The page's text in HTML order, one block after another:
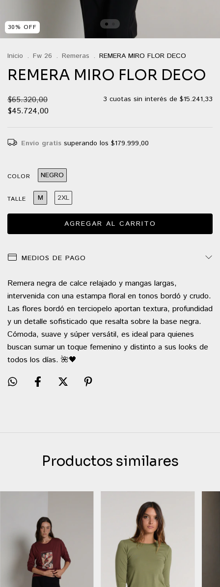
30% OFF
Inicio . Fw 26 . Remeras . REMERA MIRO FLOR DECO
REMERA MIRO FLOR DECO
$65.320,00
$45.724,00
3 cuotas sin interés de $15.241,33
Envío gratis superando los $179.999,00
COLOR NEGRO
TALLE M 2XL
MEDIOS DE PAGO
Remera negra de calce relajado y mangas largas,
intervenida con una estampa floral en tonos bordó y crudo.
Las flores bordó en terciopelo aportan textura, profundidad
y un detalle sofisticado que resalta sobre la base negra.
Cómoda, suave y súper versátil, es ideal para quienes
buscan sumar un toque femenino y distinto a sus looks de
todos los días. 🌺🖤
Productos similares